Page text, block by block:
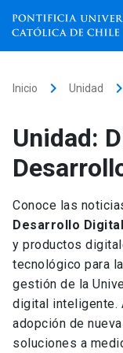
Facultades,
institutos
Investigación
Extensión
Vinculación
Inicio keyboard_arrow_right Unidad keyboard_arrow_right
Unidad:
Conoce las
Desarrollo
y productos
tecnológico para
gestión de la
digital inteligente.
adopción de
soluciones a